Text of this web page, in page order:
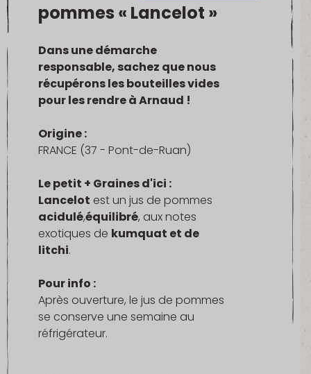
pommes « Lancelot »
Dans une démarche
responsable, sachez que nous
récupérons les bouteilles vides
pour les rendre à Arnaud !
Origine :
FRANCE (37 - Pont-de-Ruan)
Le petit + Graines d'ici :
Lancelot est un jus de pommes
acidulé,équilibré, aux notes
exotiques de kumquat et de
litchi.
Pour info :
Après ouverture, le jus de pommes
se conserve une semaine au
réfrigérateur.